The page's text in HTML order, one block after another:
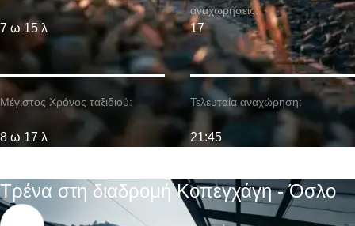
7 ω 15 λ
Μέγιστος Χρόνος ταξιδιού:
8 ω 17 λ
αναχωρήσεις:
17
Τελευταία αναχώρηση:
21:45
Τρένα στη διαδρομή Κοπεγχάγη - Όσλο